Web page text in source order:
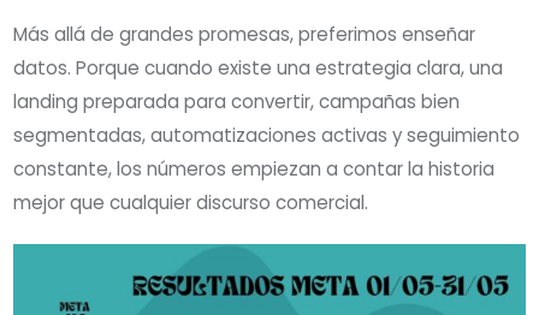
Más allá de grandes promesas, preferimos enseñar
datos. Porque cuando existe una estrategia clara, una
landing preparada para convertir, campañas bien
segmentadas, automatizaciones activas y seguimiento
constante, los números empiezan a contar la historia
mejor que cualquier discurso comercial.